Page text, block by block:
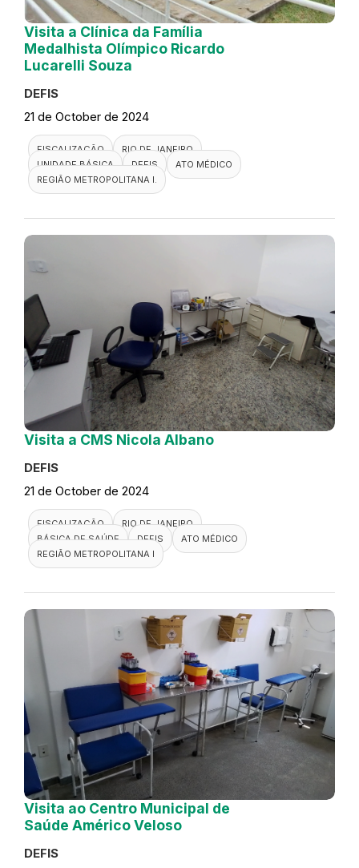
Visita a Clínica da Família
Medalhista Olímpico Ricardo
Lucarelli Souza
DEFIS
21 de October de 2024
FISCALIZAÇÃO
RIO DE JANEIRO
UNIDADE BÁSICA
DEFIS
ATO MÉDICO
REGIÃO METROPOLITANA I.
Visita a CMS Nicola Albano
DEFIS
21 de October de 2024
FISCALIZAÇÃO
RIO DE JANEIRO
BÁSICA DE SAÚDE
DEFIS
ATO MÉDICO
REGIÃO METROPOLITANA I
Visita ao Centro Municipal de
Saúde Américo Veloso
DEFIS